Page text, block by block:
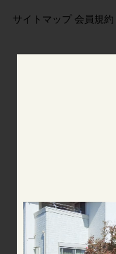
サイトマップ 会員規約